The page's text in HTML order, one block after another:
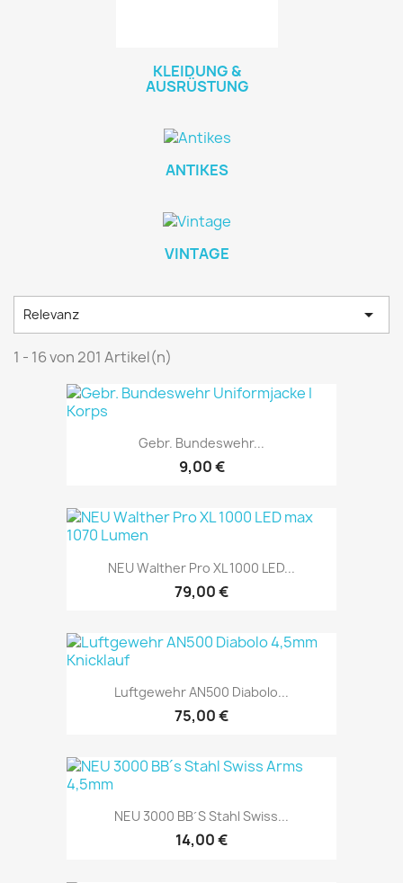
KLEIDUNG &
AUSRÜSTUNG
ANTIKES
VINTAGE
Relevanz 
1 - 16 von 201 Artikel(n)
Gebr. Bundeswehr...
9,00 €
NEU Walther Pro XL 1000 LED...
79,00 €
Luftgewehr AN500 Diabolo...
75,00 €
NEU 3000 BB´s Stahl Swiss...
14,00 €